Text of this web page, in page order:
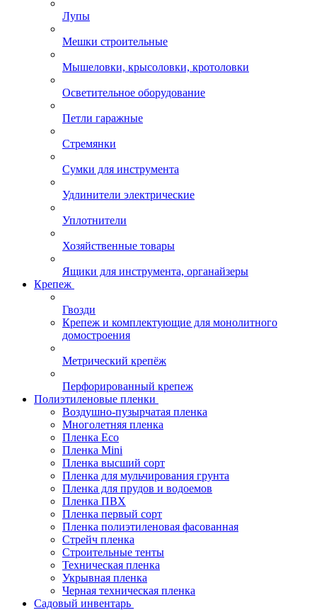
Лупы
Мешки строительные
Мышеловки, крысоловки, кротоловки
Осветительное оборудование
Петли гаражные
Стремянки
Сумки для инструмента
Удлинители электрические
Уплотнители
Хозяйственные товары
Ящики для инструмента, органайзеры
Крепеж
Гвозди
Крепеж и комплектующие для монолитного
домостроения
Метрический крепёж
Перфорированный крепеж
Полиэтиленовые пленки
Воздушно-пузырчатая пленка
Многолетняя пленка
Пленка Eco
Пленка Mini
Пленка высший сорт
Пленка для мульчирования грунта
Пленка для прудов и водоемов
Пленка ПВХ
Пленка первый сорт
Пленка полиэтиленовая фасованная
Стрейч пленка
Строительные тенты
Техническая пленка
Укрывная пленка
Черная техническая пленка
Садовый инвентарь